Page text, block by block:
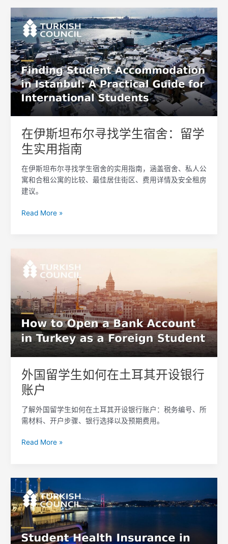
在伊斯坦布尔寻找学生宿舍：留学
生实用指南
在伊斯坦布尔寻找学生宿舍的实用指南，涵盖宿舍、私人公
寓和合租公寓的比较、最佳居住街区、费用详情及安全租房
建议。
伊
斯
坦
布
尔
寻
找
学
舍：
留
生
实
用
南
Read More »
外国留学生如何在土耳其开设银行
账户
了解外国留学生如何在土耳其开设银行账户：税务编号、所
需材料、开户步骤、银行选择以及预期费用。
国
留
生
如
何
在
土
开
设
行
账
Read More »
土
耳
其
留
学
生